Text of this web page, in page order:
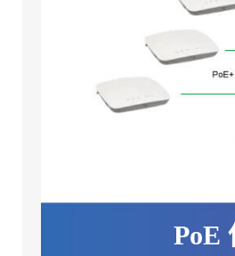
PoE